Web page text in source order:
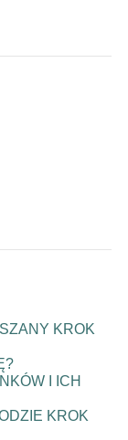
KROK
I ICH
KROK